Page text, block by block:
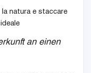
natura e staccare
an einen